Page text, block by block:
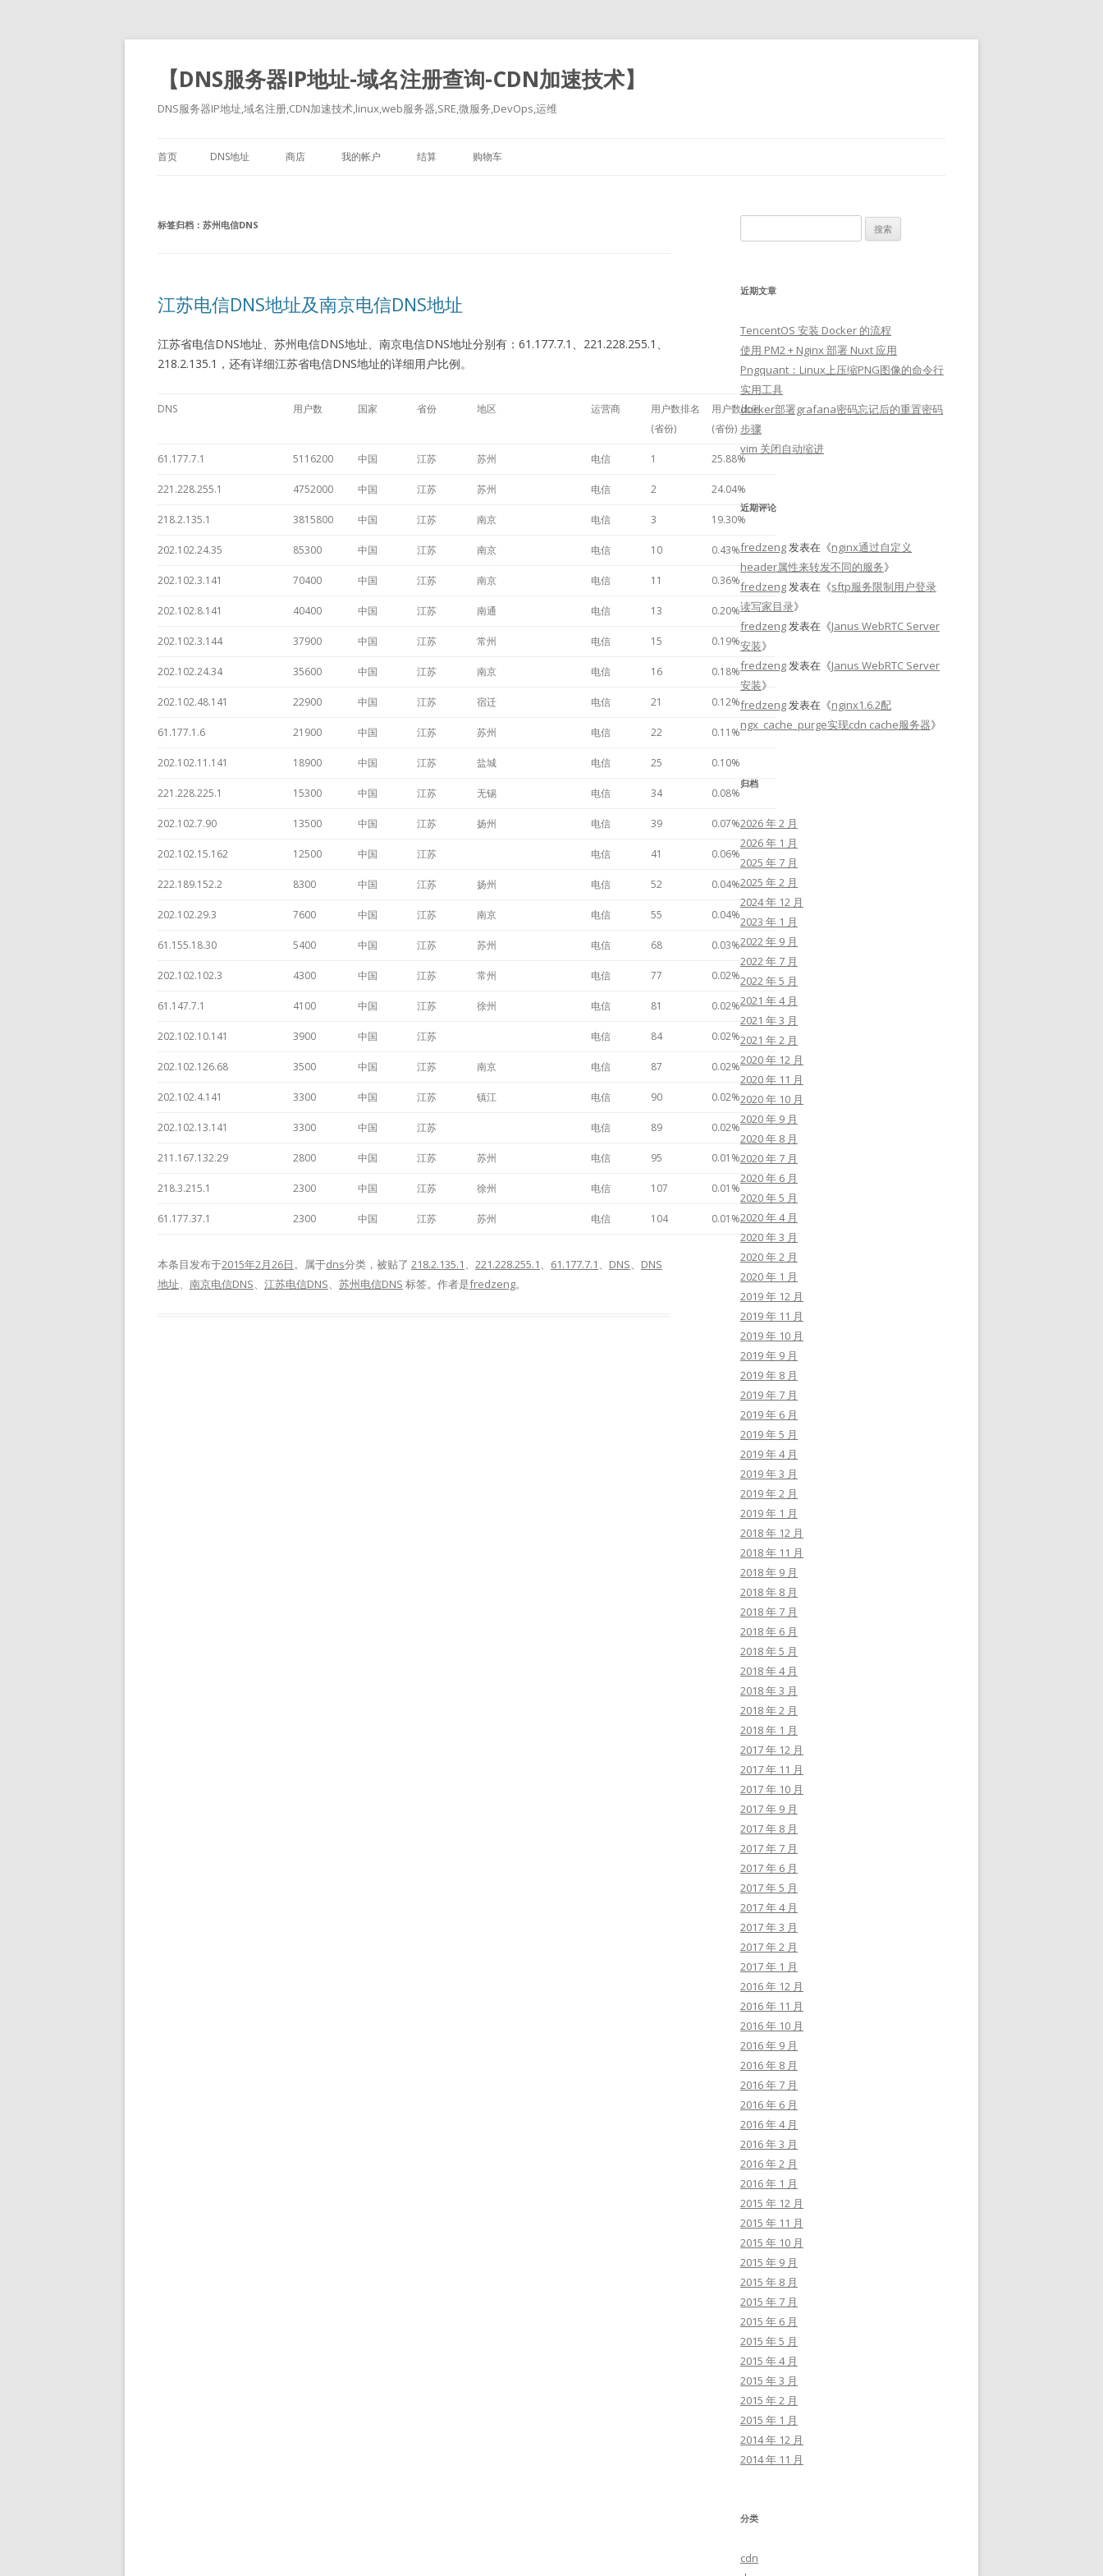
【DNS服务器IP地址-域名注册查询-CDN加速技术】
DNS服务器IP地址,域名注册,CDN加速技术,linux,web服务器,SRE,微服务,DevOps,运维
首页 DNS地址 商店 我的帐户 结算 购物车
标签归档： 苏州电信DNS
江苏电信DNS地址及南京电信DNS地址
江苏省电信DNS地址、苏州电信DNS地址、南京电信DNS地址分别有：61.177.7.1、221.228.255.1、
218.2.135.1，还有详细江苏省电信DNS地址的详细用户比例。
DNS 用户数 国家 省份 地区 运营商
用户数排名
(省份)
用户数比例
(省份)
61.177.7.1 5116200 中国 江苏 苏州 电信 1 25.88%
221.228.255.1 4752000 中国 江苏 苏州 电信 2 24.04%
218.2.135.1 3815800 中国 江苏 南京 电信 3 19.30%
202.102.24.35 85300 中国 江苏 南京 电信 10 0.43%
202.102.3.141 70400 中国 江苏 南京 电信 11 0.36%
202.102.8.141 40400 中国 江苏 南通 电信 13 0.20%
202.102.3.144 37900 中国 江苏 常州 电信 15 0.19%
202.102.24.34 35600 中国 江苏 南京 电信 16 0.18%
202.102.48.141 22900 中国 江苏 宿迁 电信 21 0.12%
61.177.1.6 21900 中国 江苏 苏州 电信 22 0.11%
202.102.11.141 18900 中国 江苏 盐城 电信 25 0.10%
221.228.225.1 15300 中国 江苏 无锡 电信 34 0.08%
202.102.7.90 13500 中国 江苏 扬州 电信 39 0.07%
202.102.15.162 12500 中国 江苏 电信 41 0.06%
222.189.152.2 8300 中国 江苏 扬州 电信 52 0.04%
202.102.29.3 7600 中国 江苏 南京 电信 55 0.04%
61.155.18.30 5400 中国 江苏 苏州 电信 68 0.03%
202.102.102.3 4300 中国 江苏 常州 电信 77 0.02%
61.147.7.1 4100 中国 江苏 徐州 电信 81 0.02%
202.102.10.141 3900 中国 江苏 电信 84 0.02%
202.102.126.68 3500 中国 江苏 南京 电信 87 0.02%
202.102.4.141 3300 中国 江苏 镇江 电信 90 0.02%
202.102.13.141 3300 中国 江苏 电信 89 0.02%
211.167.132.29 2800 中国 江苏 苏州 电信 95 0.01%
218.3.215.1 2300 中国 江苏 徐州 电信 107 0.01%
61.177.37.1 2300 中国 江苏 苏州 电信 104 0.01%
本条目发布于2015年2月26日。属于dns分类，被贴了 218.2.135.1、 221.228.255.1、 61.177.7.1、 DNS、 DNS
地址、 南京电信DNS、 江苏电信DNS、 苏州电信DNS 标签。 作者是fredzeng。
索：
近期文章
TencentOS 安装 Docker 的流程
使用 PM2 + Nginx 部署 Nuxt 应用
Pngquant：Linux上压缩PNG图像的命令行
实用工具
docker部署grafana密码忘记后的重置密码
步骤
vim 关闭自动缩进
近期评论
fredzeng发表在《nginx通过自定义
header属性来转发不同的服务》
fredzeng发表在《sftp服务限制用户登录
读写家目录》
fredzeng发表在《Janus WebRTC Server
安装》
fredzeng发表在《Janus WebRTC Server
安装》
fredzeng发表在《nginx1.6.2配
ngx_cache_purge实现cdn cache服务器》
归档
2026 年 2 月
2026 年 1 月
2025 年 7 月
2025 年 2 月
2024 年 12 月
2023 年 1 月
2022 年 9 月
2022 年 7 月
2022 年 5 月
2021 年 4 月
2021 年 3 月
2021 年 2 月
2020 年 12 月
2020 年 11 月
2020 年 10 月
2020 年 9 月
2020 年 8 月
2020 年 7 月
2020 年 6 月
2020 年 5 月
2020 年 4 月
2020 年 3 月
2020 年 2 月
2020 年 1 月
2019 年 12 月
2019 年 11 月
2019 年 10 月
2019 年 9 月
2019 年 8 月
2019 年 7 月
2019 年 6 月
2019 年 5 月
2019 年 4 月
2019 年 3 月
2019 年 2 月
2019 年 1 月
2018 年 12 月
2018 年 11 月
2018 年 9 月
2018 年 8 月
2018 年 7 月
2018 年 6 月
2018 年 5 月
2018 年 4 月
2018 年 3 月
2018 年 2 月
2018 年 1 月
2017 年 12 月
2017 年 11 月
2017 年 10 月
2017 年 9 月
2017 年 8 月
2017 年 7 月
2017 年 6 月
2017 年 5 月
2017 年 4 月
2017 年 3 月
2017 年 2 月
2017 年 1 月
2016 年 12 月
2016 年 11 月
2016 年 10 月
2016 年 9 月
2016 年 8 月
2016 年 7 月
2016 年 6 月
2016 年 4 月
2016 年 3 月
2016 年 2 月
2016 年 1 月
2015 年 12 月
2015 年 11 月
2015 年 10 月
2015 年 9 月
2015 年 8 月
2015 年 7 月
2015 年 6 月
2015 年 5 月
2015 年 4 月
2015 年 3 月
2015 年 2 月
2015 年 1 月
2014 年 12 月
2014 年 11 月
分类
cdn